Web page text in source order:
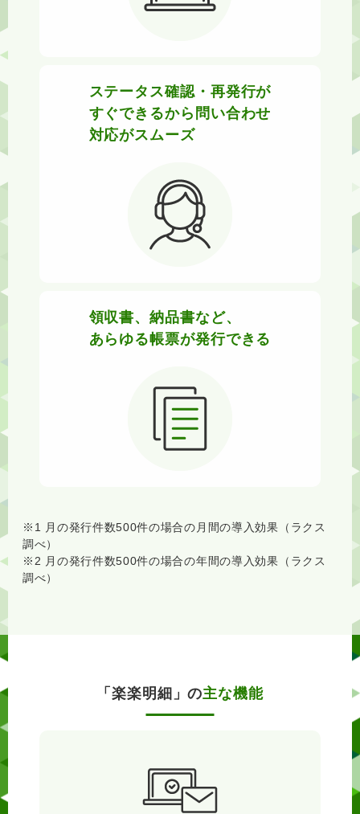
ステータス確認・再発行が
すぐできるから問い合わせ
対応がスムーズ
領収書、納品書など、
あらゆる帳票が発行できる
※1 月の発行件数500件の場合の月間の導入効果（ラクス
調べ）
※2 月の発行件数500件の場合の年間の導入効果（ラクス
調べ）
「楽楽明細」の主な機能